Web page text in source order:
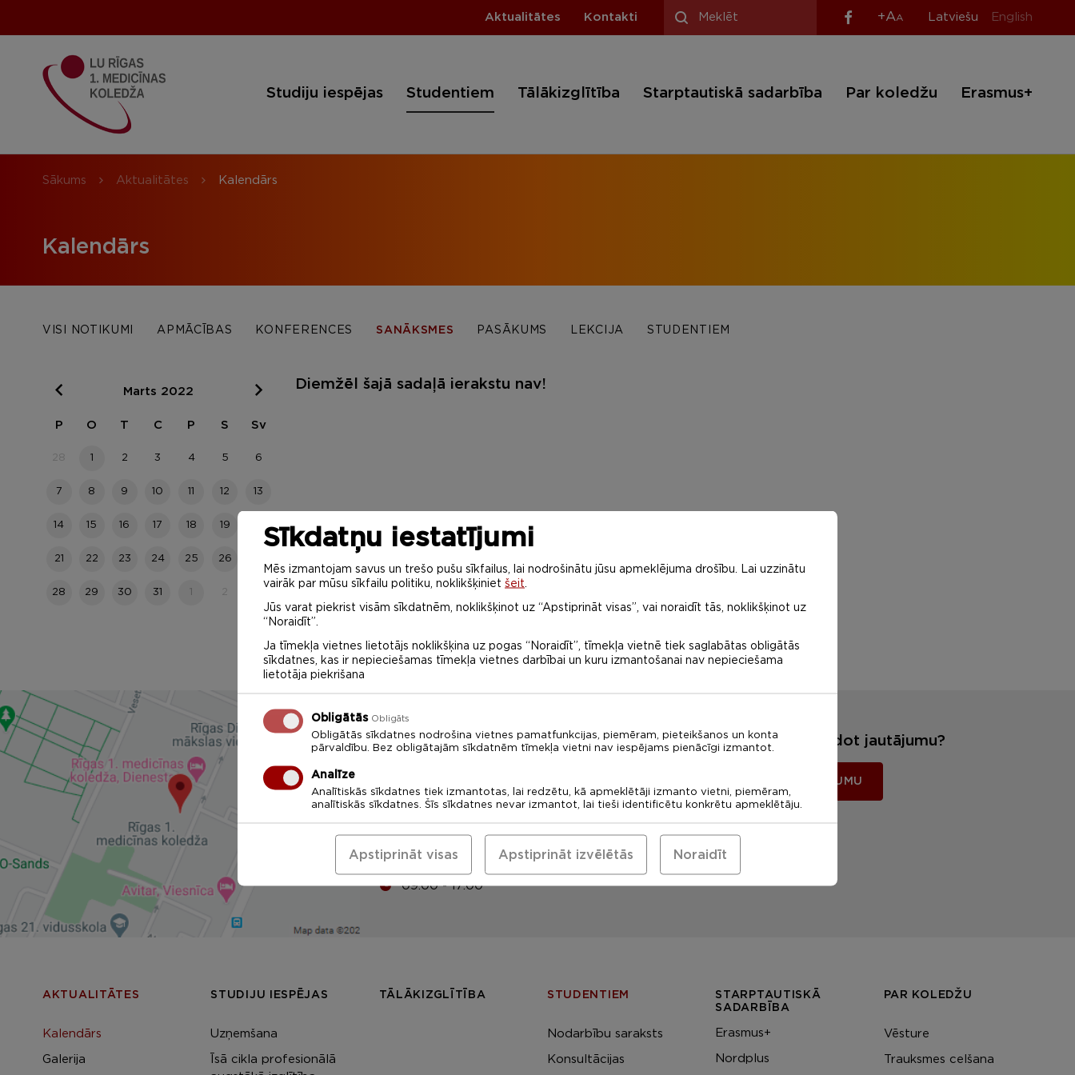
Aktualitātes Kontakti +AA Latviešu English
Studiju iespējas Studentiem Tālākizglītība Starptautiskā sadarbība Par koledžu Erasmus+
Sākums Aktualitātes Kalendārs
Kalendārs
VISI NOTIKUMI APMĀCĪBAS KONFERENCES SANĀKSMES PASĀKUMS LEKCIJA STUDENTIEM
Marts 2022
P O T C P S Sv
28 1 2 3 4 5 6
7 8 9 10 11 12 13
14 15 16 17 18 19
21 22 23 24 25 26
28 29 30 31 2
Diemžēl šajā sadaļā ierakstu nav!
LU Rīgas 1. medicīnas koledža
67378094
Eadrese
Tomsona iela 37, Rīga, LV-1013
09:00 - 17:00
Vēlies mums uzdot jautājumu?
UZDOT JAUTĀJUMU
AKTUALITĀTES
Kalendārs
Galerija
STUDIJU IESPĒJAS
Uzņemšana
Īsā cikla profesionālā
TĀLĀKIZGLĪTĪBA STUDENTIEM
Nodarbību saraksts
Konsultācijas
STARPTAUTISKĀ
SADARBĪBA
Erasmus+
Nordplus
PAR KOLEDŽU
Vēsture
Trauksmes celšana
Sīkdatņu iestatījumi
Mēs izmantojam savus un trešo pušu sīkfailus, lai nodrošinātu jūsu apmeklējuma drošību. Lai uzzinātu
vairāk par mūsu sīkfailu politiku, noklikšķiniet šeit
Jūs varat piekrist visām sīkdatnēm, noklikšķinot uz “Apstiprināt visas”, vai noraidīt tās, noklikšķinot uz
“Noraidīt”.
Ja tīmekļa vietnes lietotājs noklikšķina uz pogas “Noraidīt”, tīmekļa vietnē tiek saglabātas obligātās
sīkdatnes, kas ir nepieciešamas tīmekļa vietnes darbībai un kuru izmantošanai nav nepieciešama
lietotāja piekrišana
Obligātās Obligāts
Obligātās sīkdatnes nodrošina vietnes pamatfunkcijas, piemēram, pieteikšanos un konta
pārvaldību. Bez obligātajām sīkdatnēm tīmekļa vietni nav iespējams pienācīgi izmantot.
Analīze
Analītiskās sīkdatnes tiek izmantotas, lai redzētu, kā apmeklētāji izmanto vietni, piemēram,
analītiskās sīkdatnes. Šīs sīkdatnes nevar izmantot, lai tieši identificētu konkrētu apmeklētāju.
Noraidīt
Apstiprināt izvēlētās
Apstiprināt visas